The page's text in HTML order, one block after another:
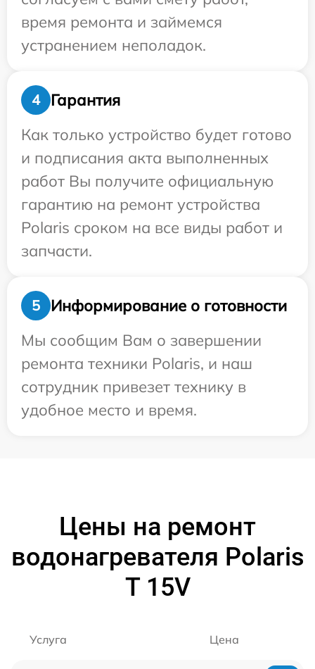
время ремонта и займемся
устранением неполадок.
4
Гарантия
Как только устройство будет готово
и подписания акта выполненных
работ Вы получите официальную
гарантию на ремонт устройства
Polaris сроком на все виды работ и
запчасти.
5
Информирование о готовности
Мы сообщим Вам о завершении
ремонта техники Polaris, и наш
сотрудник привезет технику в
удобное место и время.
Цены на ремонт
водонагревателя Polaris
T 15V
Услуга Цена